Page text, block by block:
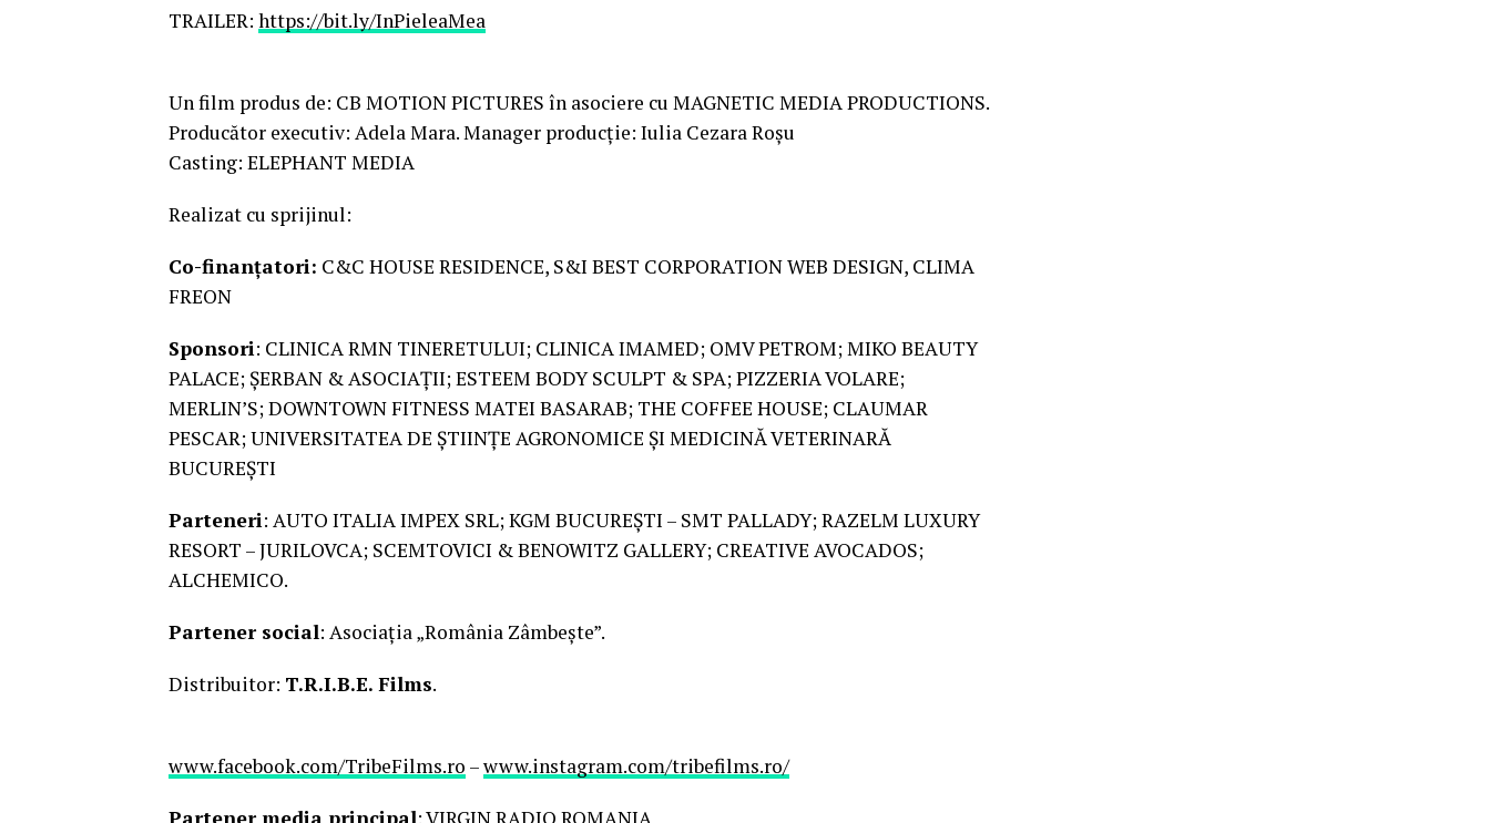
TRAILER: https://bit.ly/InPieleaMea
Un film produs de: CB MOTION PICTURES în asociere cu MAGNETIC MEDIA PRODUCTIONS.
Producător executiv: Adela Mara. Manager producție: Iulia Cezara Roșu
Casting: ELEPHANT MEDIA
Realizat cu sprijinul:
Co-finanțatori: C&C HOUSE RESIDENCE, S&I BEST CORPORATION WEB DESIGN, CLIMA
FREON
Sponsori: CLINICA RMN TINERETULUI; CLINICA IMAMED; OMV PETROM; MIKO BEAUTY
PALACE; ȘERBAN & ASOCIAȚII; ESTEEM BODY SCULPT & SPA; PIZZERIA VOLARE;
MERLIN’S; DOWNTOWN FITNESS MATEI BASARAB; THE COFFEE HOUSE; CLAUMAR
PESCAR; UNIVERSITATEA DE ȘTIINȚE AGRONOMICE ȘI MEDICINĂ VETERINARĂ
BUCUREȘTI
Parteneri: AUTO ITALIA IMPEX SRL; KGM BUCUREȘTI – SMT PALLADY; RAZELM LUXURY
RESORT – JURILOVCA; SCEMTOVICI & BENOWITZ GALLERY; CREATIVE AVOCADOS;
ALCHEMICO.
Partener social: Asociația „România Zâmbește”.
Distribuitor: T.R.I.B.E. Films.
www.facebook.com/TribeFilms.ro –www.instagram.com/tribefilms.ro/
Partener media principal:VIRGIN RADIO ROMANIA